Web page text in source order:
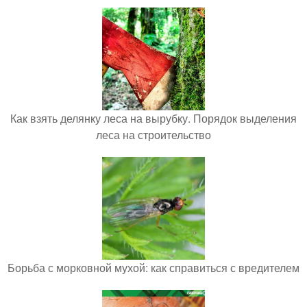
Как взять делянку леса на вырубку. Порядок выделения
леса на строительство
Борьба с морковной мухой: как справиться с вредителем